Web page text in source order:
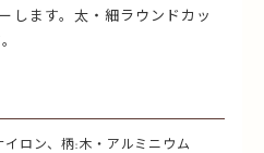
します。太・細ラウンドカッ
イロン、柄:木・アルミニウム